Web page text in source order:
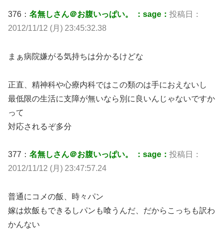
376： 名無しさん＠お腹いっぱい。 ：sage： 投稿日：
2012/11/12 (月) 23:45:32.38
まぁ病院嫌がる気持ちは分かるけどな
正直、精神科や心療内科ではこの類のは手におえないし
最低限の生活に支障が無いなら別に良いんじゃないですか
って
対応されるぞ多分
377： 名無しさん＠お腹いっぱい。 ：sage： 投稿日：
2012/11/12 (月) 23:47:57.24
普通にコメの飯、時々パン
嫁は炊飯もできるしパンも喰うんだ、だからこっちも訳わ
かんない